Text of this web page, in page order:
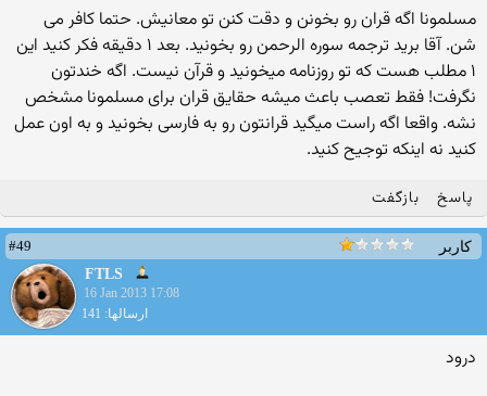
مسلمونا اگه قران رو بخونن و دقت کنن تو معانیش. حتما کافر می
شن. آقا برید ترجمه سوره الرحمن رو بخونید. بعد ۱ دقیقه فکر کنید این
۱ مطلب هست که تو روزنامه میخونید و قرآن نیست. اگه خندتون
نگرفت! فقط تعصب باعث میشه حقایق قران برای مسلمونا مشخص
نشه. واقعا اگه راست میگید قرانتون رو به فارسی بخونید و به اون عمل
کنید نه اینکه توجیح کنید.
پاسخ بازگفت
کاربر
#49
FTLS
16 Jan 2013 17:08
ارسالها: 141
درود